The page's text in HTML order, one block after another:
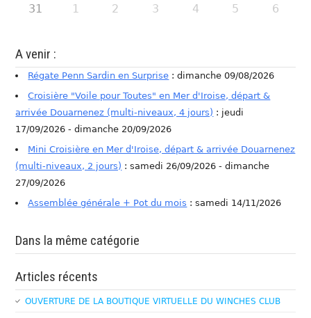
31 1 2 3 4 5 6
A venir :
Régate Penn Sardin en Surprise : dimanche 09/08/2026
Croisière "Voile pour Toutes" en Mer d'Iroise, départ &
arrivée Douarnenez (multi-niveaux, 4 jours) : jeudi
17/09/2026 - dimanche 20/09/2026
Mini Croisière en Mer d'Iroise, départ & arrivée Douarnenez
(multi-niveaux, 2 jours) : samedi 26/09/2026 - dimanche
27/09/2026
Assemblée générale + Pot du mois : samedi 14/11/2026
Dans la même catégorie
Articles récents
OUVERTURE DE LA BOUTIQUE VIRTUELLE DU WINCHES CLUB